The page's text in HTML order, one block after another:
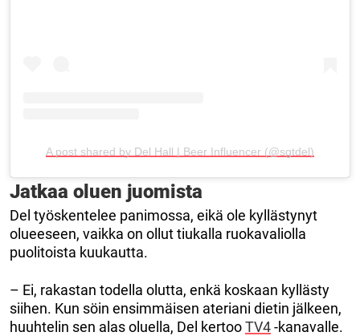
A post shared by Del Hall | Beer Influencer (@sgtdel)
Jatkaa oluen juomista
Del työskentelee panimossa, eikä ole kyllästynyt
olueeseen, vaikka on ollut tiukalla ruokavaliolla
puolitoista kuukautta.
– Ei, rakastan todella olutta, enkä koskaan kyllästy
siihen. Kun söin ensimmäisen ateriani dietin jälkeen,
huuhtelin sen alas oluella, Del kertooTV4-kanavalle.